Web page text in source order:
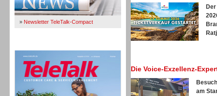
» Newsletter TeleTalk-Compact
Die Voice-Exzellenz-
am